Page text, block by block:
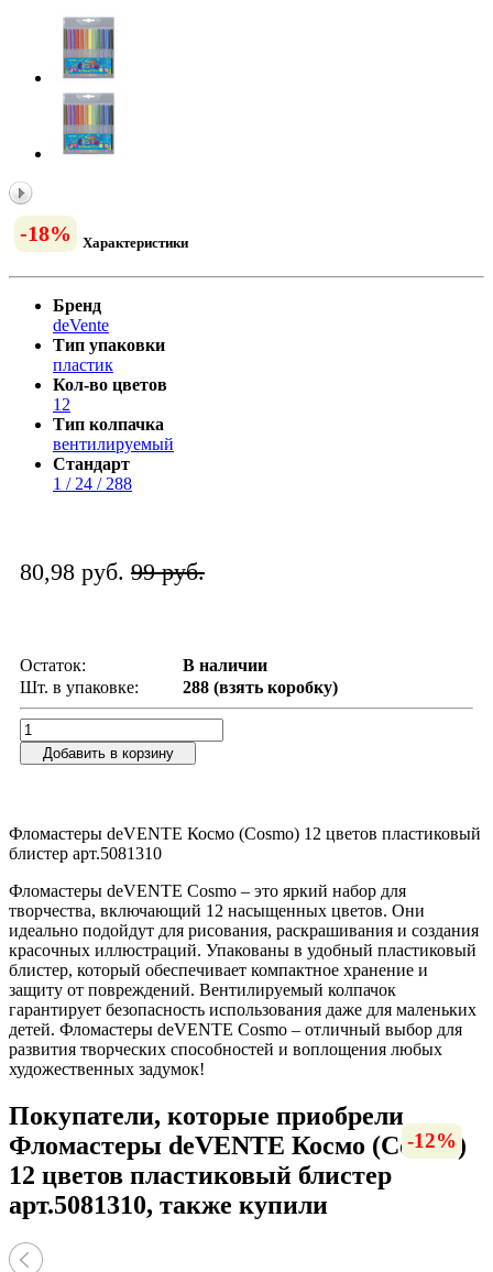
-18% Характеристики
Бренд
deVente
Тип упаковки
пластик
Кол-во цветов
12
Тип колпачка
вентилируемый
Стандарт
1 / 24 / 288
80,98 руб. 99 руб.
Остаток:
В наличии
Шт. в упаковке:
288 (взять коробку)
Добавить в корзину
Фломастеры deVENTE Космо (Cosmo) 12 цветов пластиковый
блистер арт.5081310
Фломастеры deVENTE Cosmo – это яркий набор для
творчества, включающий 12 насыщенных цветов. Они
идеально подойдут для рисования, раскрашивания и создания
красочных иллюстраций. Упакованы в удобный пластиковый
блистер, который обеспечивает компактное хранение и
защиту от повреждений. Вентилируемый колпачок
гарантирует безопасность использования даже для маленьких
детей. Фломастеры deVENTE Cosmo – отличный выбор для
развития творческих способностей и воплощения любых
художественных задумок!
Покупатели, которые приобрели
Фломастеры deVENTE Космо (Cosmo)
12 цветов пластиковый блистер
арт.5081310, также купили
-20%
-17%
-23%
-20%
-56%
-7%
-16%
-12%
-16%
-20%
-13%
-12%
-12%